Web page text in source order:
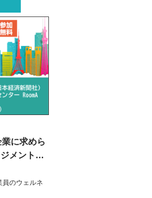
に求めら
メントと
員のウェルネ